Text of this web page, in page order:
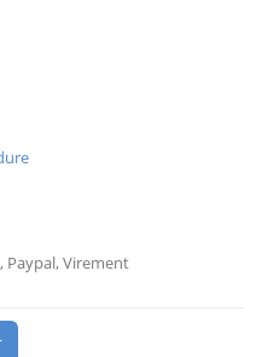
Paypal, Virement